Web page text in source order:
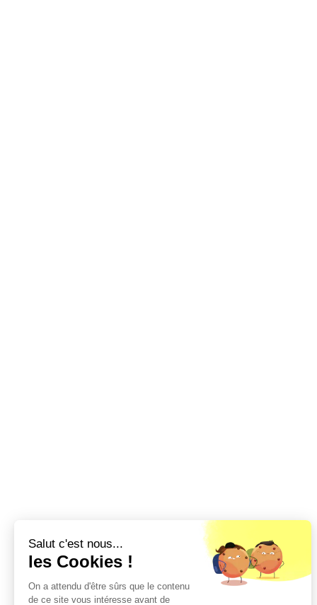
Salut c'est nous...
les Cookies !
On a attendu d'être sûrs que le contenu
de ce site vous intéresse avant de